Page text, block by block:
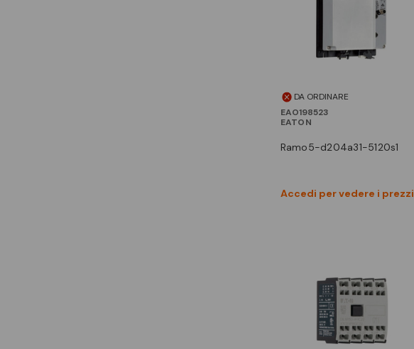
DA ORDINARE
EAO198523
EATON
ramo5-d204a31-5120s1
Accedi per vedere i prezzi
Confronta